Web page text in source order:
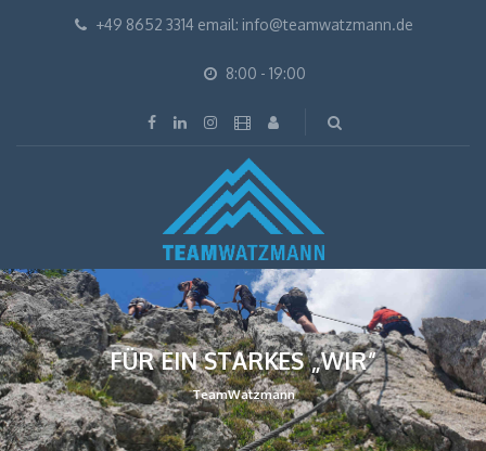
+49 8652 3314 email: info@teamwatzmann.de
8:00 - 19:00
FÜR EIN STARKES „WIR“
TeamWatzmann